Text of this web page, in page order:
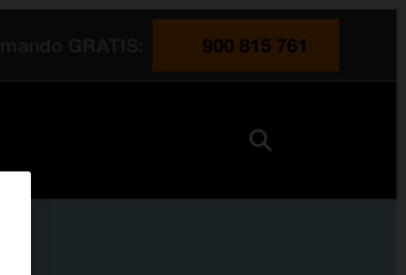
900 815 761